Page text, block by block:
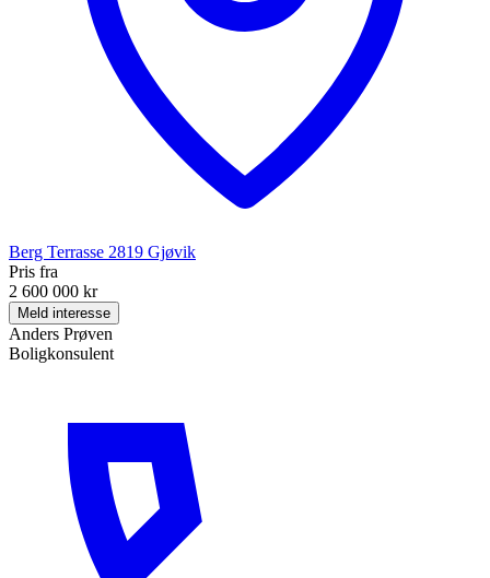
Berg Terrasse 2819 Gjøvik
Pris fra
2 600 000 kr
Meld interesse
Anders Prøven
Boligkonsulent